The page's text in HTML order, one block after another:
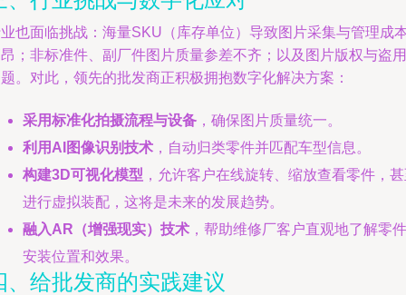
也面临挑战：海量SKU（库存单位）导致图片采集与管理成
；非标准件、副厂件图片质量参差不齐；以及图片版权与盗用
。对此，领先的批发商正积极拥抱数字化解决方案：
采用标准化拍摄流程与设备 ，确保图片质量统一。
利用AI图像识别技术 ，自动归类零件并匹配车型信息。
构建3D可视化模型 ，允许客户在线旋转、缩放查看零件，
进行虚拟装配，这将是未来的发展趋势。
融入AR（增强现实）技术 ，帮助维修厂客户直观地了解零件
安装位置和效果。
、给批发商的实践建议